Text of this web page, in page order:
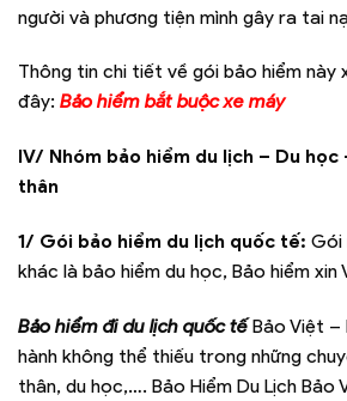
người và phương tiện mình gây ra tai
Thông tin chi tiết về gói bảo hiểm này
đây: Bảo hiểm bắt buộc xe máy
IV/ Nhóm bảo hiểm du lịch – Du
thân
1/ Gói bảo hiểm du lịch quốc tế: Gói
khác là bảo hiểm du học, Bảo hiểm xin
Bảo hiểm đi du lịch quốc tế Bảo Việt –
hành không thể thiếu trong những
thân, du học,…. Bảo Hiểm Du Lịch Bảo